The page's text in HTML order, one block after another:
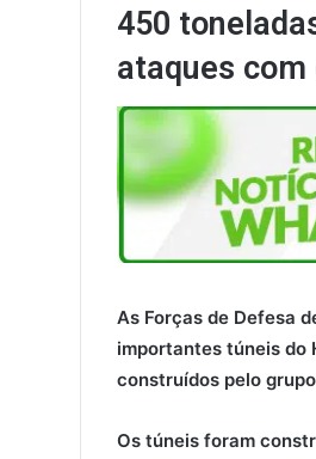
450
ataques
As Forças de Defesa
importantes túneis do
construídos pelo
Os túneis foram